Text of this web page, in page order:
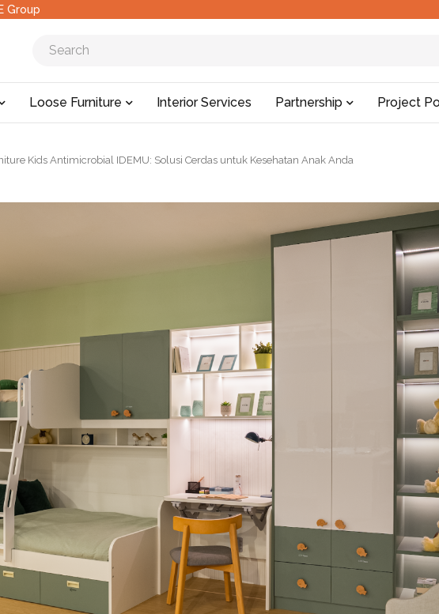
Group
Loose Furniture Interior Services Partnership Project
Kids Antimicrobial IDEMU: Solusi Cerdas untuk Kesehatan Anak Anda